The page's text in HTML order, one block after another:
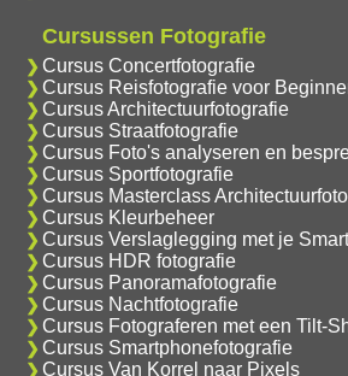
Cursussen Fotografie
Cursus Concertfotografie
Cursus Reisfotografie voor
Cursus Architectuurfotografie
Cursus Straatfotografie
Cursus Foto's analyseren en
Cursus Sportfotografie
Cursus Masterclass
Cursus Kleurbeheer
Cursus Verslaglegging met je
Cursus HDR fotografie
Cursus Panoramafotografie
Cursus Nachtfotografie
Cursus Fotograferen met een Tilt-
Cursus Smartphonefotografie
Cursus Van Korrel naar Pixels